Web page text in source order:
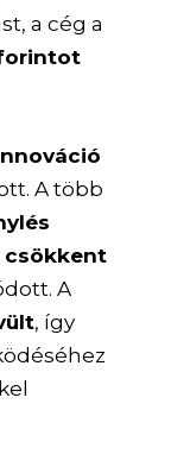
a cég a
A több
csökkent
A
, így